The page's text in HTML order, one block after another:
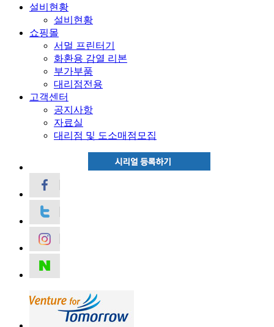
설비현황
설비현황
쇼핑몰
서멀 프린터기
화환용 감열 리본
부가부품
대리점전용
고객센터
공지사항
자료실
대리점 및 도소매점모집